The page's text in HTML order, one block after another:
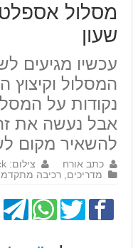
מסלול
שעון
עכשיו מגיעים
המסלול וקיצוץ
נקודות על
להשאיר מקום
כתב אורח צילום: Racetrack
מדריכים ,רכיבה